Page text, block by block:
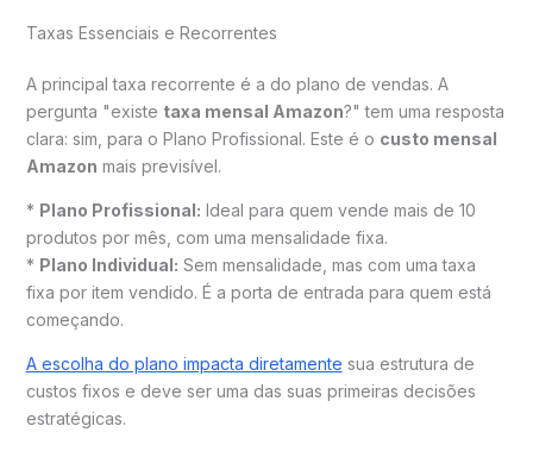
Taxas Essenciais e Recorrentes
A principal taxa recorrente é a do plano de vendas. A
pergunta "existe taxa mensal Amazon?" tem uma resposta
clara: sim, para o Plano Profissional. Este é o custo mensal
Amazon mais previsível.
* Plano Profissional: Ideal para quem vende mais de 10
produtos por mês, com uma mensalidade fixa.
* Plano Individual: Sem mensalidade, mas com uma taxa
fixa por item vendido. É a porta de entrada para quem está
começando.
A escolha do plano impacta diretamente sua estrutura de
custos fixos e deve ser uma das suas primeiras decisões
estratégicas.